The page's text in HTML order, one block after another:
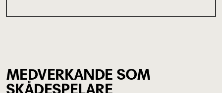
MEDVERKANDE SOM
SKÅDESPELARE